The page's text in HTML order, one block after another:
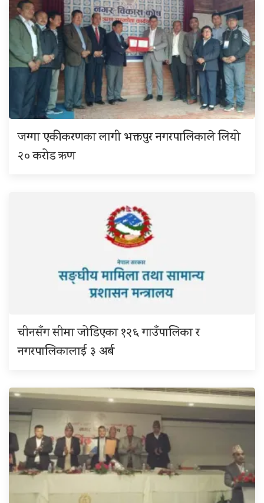
जग्गा एकीकरणका लागी भक्तपुर नगरपालिकाले लियो
२० करोड ऋण
चीनसँग सीमा जोडिएका १२६ गाउँपालिका र
नगरपालिकालाई ३ अर्ब